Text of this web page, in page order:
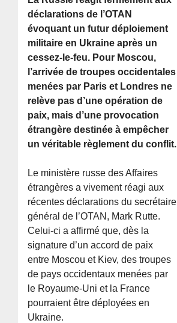
déclarations de l’OTAN
évoquant un futur déploiement
militaire en Ukraine après un
cessez-le-feu. Pour Moscou,
l’arrivée de troupes occidentales
menées par Paris et Londres ne
relève pas d’une opération de
paix, mais d’une provocation
étrangère destinée à empêcher
un véritable règlement du conflit.
Le ministère russe des Affaires
étrangères a vivement réagi aux
récentes déclarations du secrétaire
général de l’OTAN, Mark Rutte.
Celui-ci a affirmé que, dès la
signature d’un accord de paix
entre Moscou et Kiev, des troupes
de pays occidentaux menées par
le Royaume-Uni et la France
pourraient être déployées en
Ukraine.